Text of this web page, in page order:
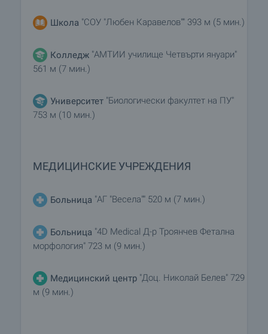
Школа "СОУ "Любен Каравелов"" 393 м (5 мин.)
Колледж "АМТИИ училище Четвърти януари"
561 м (7 мин.)
Университет "Биологически факултет на ПУ"
753 м (10 мин.)
МЕДИЦИНСКИЕ УЧРЕЖДЕНИЯ
Больница "АГ "Весела"" 520 м (7 мин.)
Больница "4D Medical Д-р Троянчев Фетална
морфология" 723 м (9 мин.)
Медицинский центр "Доц. Николай Белев" 729
м (9 мин.)